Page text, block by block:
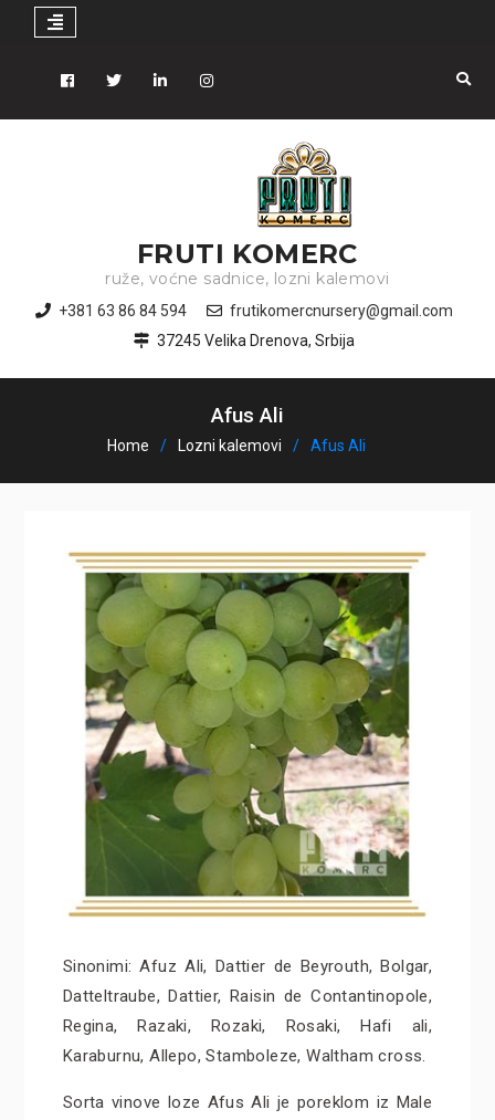
content
FRUTI KOMERC
ruže, voćne sadnice, lozni kalemovi
+381 63 86 84 594
frutikomercnursery@gmail.com
37245 Velika Drenova, Srbija
Afus Ali
Home Lozni kalemovi Afus Ali
Sinonimi: Afuz Ali, Dattier de Beyrouth, Bolgar,
Datteltraube, Dattier, Raisin de Contantinopole,
Regina, Razaki, Rozaki, Rosaki, Hafi ali,
Karaburnu, Allepo, Stamboleze, Waltham cross.
Sorta vinove loze Afus Ali je poreklom iz Male